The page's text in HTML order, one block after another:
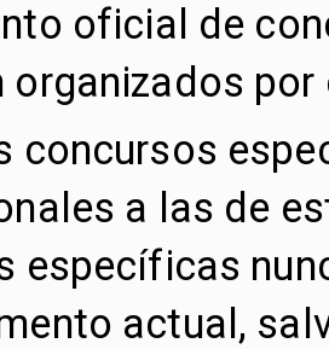
oficial de
organizados
concursos
a las de
específicas
actual,